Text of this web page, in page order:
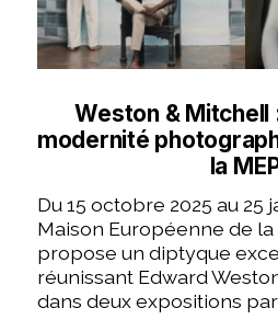
Weston & Mitchell
modernité
la
Du 15 octobre 2025 au 25
Maison Européenne de
propose un diptyque
réunissant Edward
dans deux expositions